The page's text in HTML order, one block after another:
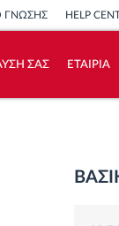
ΓΝΩΣΗΣ HELP
ΣΑΣ ΕΤΑΙΡΙΑ